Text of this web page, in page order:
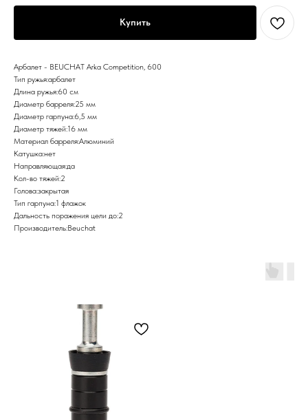
Купить
Арбалет - BEUCHAT Arka Competition, 600
Тип ружья:арбалет
Длина ружья:60 см
Диаметр барреля:25 мм
Диаметр гарпуна:6,5 мм
Диаметр тяжей:16 мм
Материал барреля:Алюминий
Катушка:нет
Направляющая:да
Кол-во тяжей:2
Голова:закрытая
Тип гарпуна:1 флажок
Дальность поражения цели до:2
Производитель:Beuchat